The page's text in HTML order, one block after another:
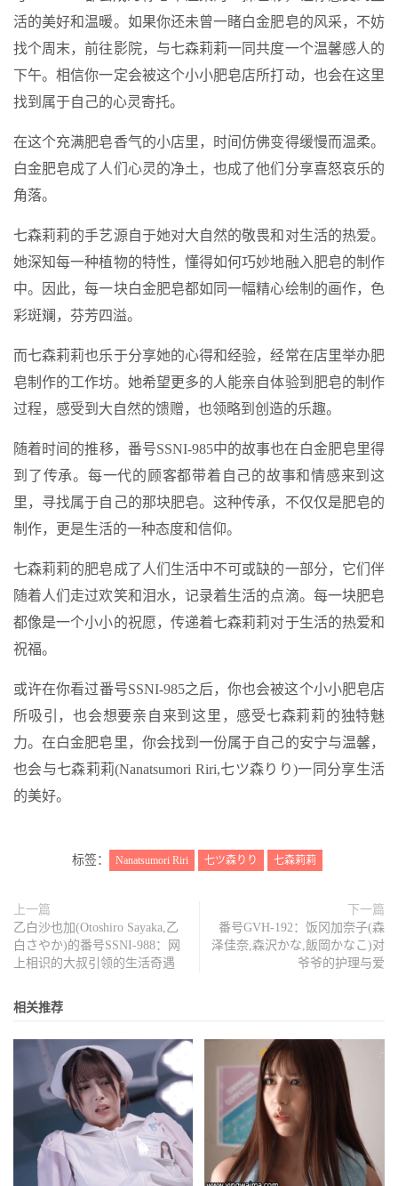
活的美好和温暖。如果你还未曾一睹白金肥皂的风采，不妨
找个周末，前往影院，与七森莉莉一同共度一个温馨感人的
下午。相信你一定会被这个小小肥皂店所打动，也会在这里
找到属于自己的心灵寄托。
在这个充满肥皂香气的小店里，时间仿佛变得缓慢而温柔。
白金肥皂成了人们心灵的净土，也成了他们分享喜怒哀乐的
角落。
七森莉莉的手艺源自于她对大自然的敬畏和对生活的热爱。
她深知每一种植物的特性，懂得如何巧妙地融入肥皂的制作
中。因此，每一块白金肥皂都如同一幅精心绘制的画作，色
彩斑斓，芬芳四溢。
而七森莉莉也乐于分享她的心得和经验，经常在店里举办肥
皂制作的工作坊。她希望更多的人能亲自体验到肥皂的制作
过程，感受到大自然的馈赠，也领略到创造的乐趣。
随着时间的推移，番号SSNI-985中的故事也在白金肥皂里得
到了传承。每一代的顾客都带着自己的故事和情感来到这
里，寻找属于自己的那块肥皂。这种传承，不仅仅是肥皂的
制作，更是生活的一种态度和信仰。
七森莉莉的肥皂成了人们生活中不可或缺的一部分，它们伴
随着人们走过欢笑和泪水，记录着生活的点滴。每一块肥皂
都像是一个小小的祝愿，传递着七森莉莉对于生活的热爱和
祝福。
或许在你看过番号SSNI-985之后，你也会被这个小小肥皂店
所吸引，也会想要亲自来到这里，感受七森莉莉的独特魅
力。在白金肥皂里，你会找到一份属于自己的安宁与温馨，
也会与七森莉莉(Nanatsumori Riri,七ツ森りり)一同分享生活
的美好。
标签： Nanatsumori Riri 七ツ森りり 七森莉莉
上一篇
乙白沙也加(Otoshiro Sayaka,乙
白さやか)的番号SSNI-988：网
上相识的大叔引领的生活奇遇
下一篇
番号GVH-192：饭冈加奈子(森
泽佳奈,森沢かな,飯岡かなこ)对
爷爷的护理与爱
相关推荐